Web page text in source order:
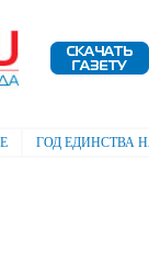
ГОД ЕДИНСТВА